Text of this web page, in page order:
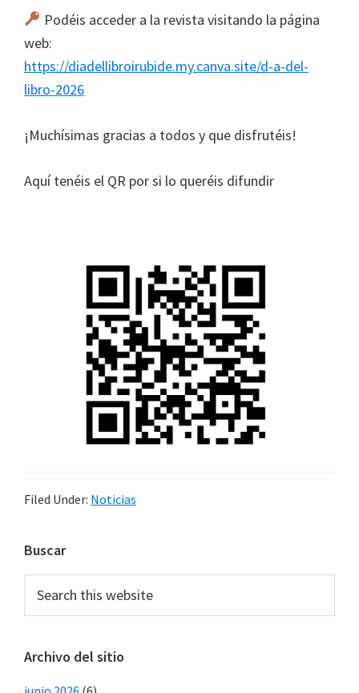
Podéis acceder a la revista visitando la página
web:
https://diadellibroirubide.my.canva.site/d-a-del-
libro-2026
¡Muchísimas gracias a todos y que disfrutéis!
Aquí tenéis el QR por si lo queréis difundir
Filed Under: Noticias
Primary
Sidebar
Buscar
this
website
Archivo del sitio